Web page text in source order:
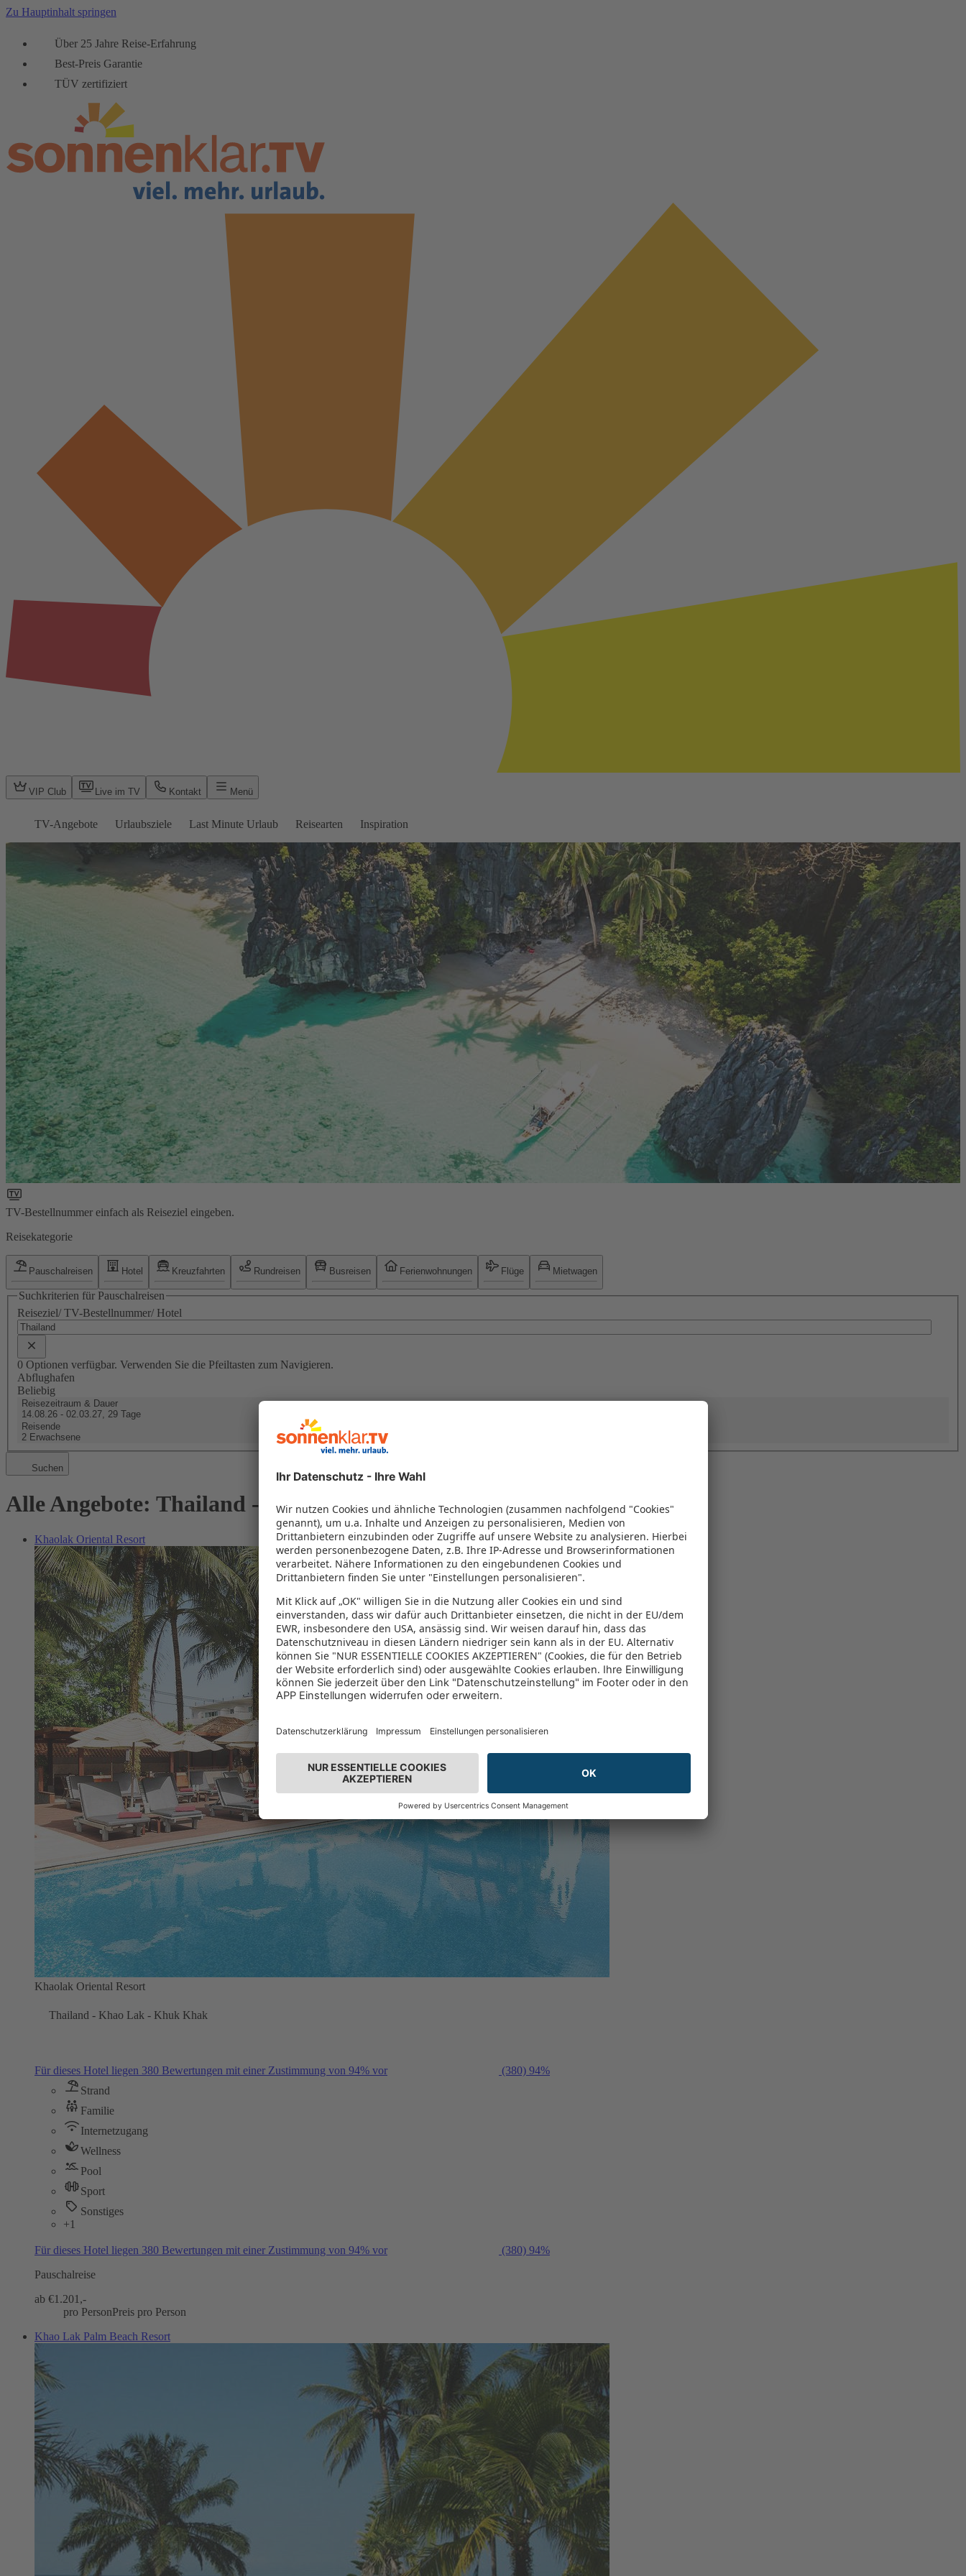
Zu Hauptinhalt springen
Über 25 Jahre Reise-Erfahrung
Best-Preis Garantie
TÜV zertifiziert
VIP Club Live im TV Kontakt Menü
TV-Angebote Urlaubsziele Last Minute Urlaub Reisearten Inspiration
TV-Bestellnummer einfach als Reiseziel eingeben.
Reisekategorie
Pauschalreisen Hotel Kreuzfahrten Rundreisen Busreisen Ferienwohnungen Flüge Mietwagen
Suchkriterien für Pauschalreisen
Reiseziel/ TV-Bestellnummer/ Hotel
0 Optionen verfügbar. Verwenden Sie die Pfeiltasten zum Navigieren.
Abflughafen
Beliebig
Reisezeitraum & Dauer
14.08.26 - 02.03.27, 29 Tage
Reisende
2 Erwachsene
Suchen
Alle Angebote: Thailand - Langzeiturlaub
Khaolak Oriental Resort
Khaolak Oriental Resort
Thailand - Khao Lak - Khuk Khak
Für dieses Hotel liegen 380 Bewertungen mit einer Zustimmung von 94% vor (380) 94%
Strand
Familie
Internetzugang
Wellness
Pool
Sport
Sonstiges
+1
Für dieses Hotel liegen 380 Bewertungen mit einer Zustimmung von 94% vor (380) 94%
Pauschalreise
ab €1.201,-
pro PersonPreis pro Person
Khao Lak Palm Beach Resort